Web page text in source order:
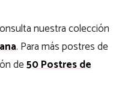
nuestra colección
. Para más postres de
de50 Postres de